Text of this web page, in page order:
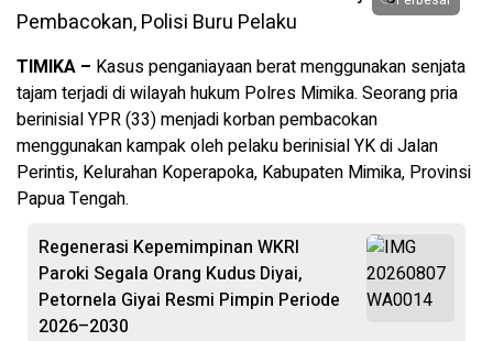
TIMIKA – Kasus penganiayaan berat menggunakan senjata
tajam terjadi di wilayah hukum Polres Mimika. Seorang pria
berinisial YPR (33) menjadi korban pembacokan
menggunakan kampak oleh pelaku berinisial YK di Jalan
Perintis, Kelurahan Koperapoka, Kabupaten Mimika, Provinsi
Papua Tengah.
Regenerasi Kepemimpinan WKRI
Paroki Segala Orang Kudus Diyai,
Petornela Giyai Resmi Pimpin Periode
2026–2030